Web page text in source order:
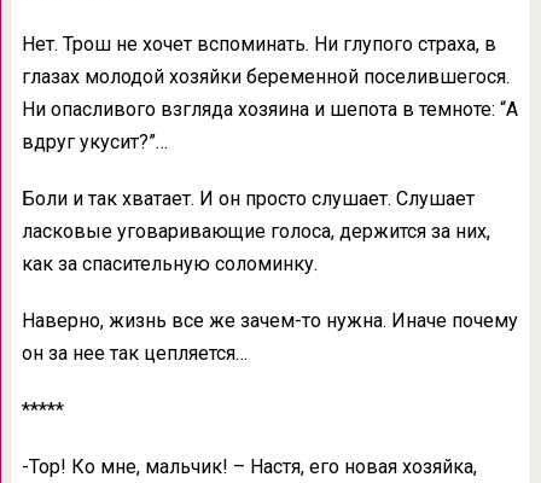
Нет. Трош не хочет вспоминать. Ни глупого страха, в
глазах молодой хозяйки беременной поселившегося.
Ни опасливого взгляда хозяина и шепота в темноте: “А
вдруг укусит?”…
Боли и так хватает. И он просто слушает. Слушает
ласковые уговаривающие голоса, держится за них,
как за спасительную соломинку.
Наверно, жизнь все же зачем-то нужна. Иначе почему
он за нее так цепляется…
*****
-Тор! Ко мне, мальчик! – Настя, его новая хозяйка,